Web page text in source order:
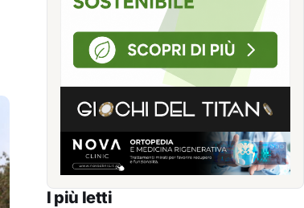
I più letti